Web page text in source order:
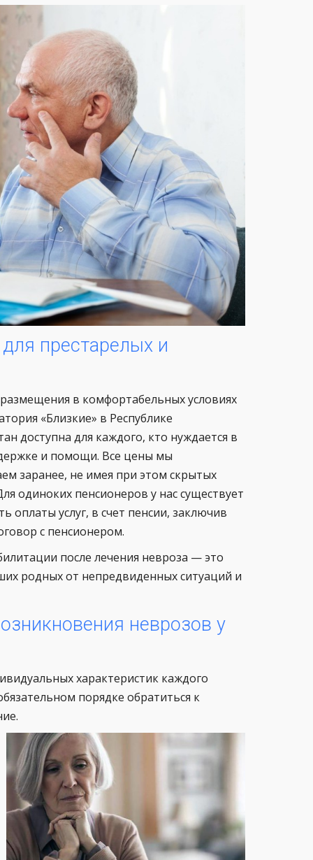
престарелых и
в комфортабельных условиях
«Близкие» в Республике
доступна для каждого, кто нуждается в
и помощи. Все цены мы
заранее, не имея при этом скрытых
одиноких пенсионеров у нас существует
оплаты услуг, в счет пенсии, заключив
с пенсионером.
после лечения невроза — это
родных от непредвиденных ситуаций и
неврозов у
характеристик каждого
порядке обратиться к